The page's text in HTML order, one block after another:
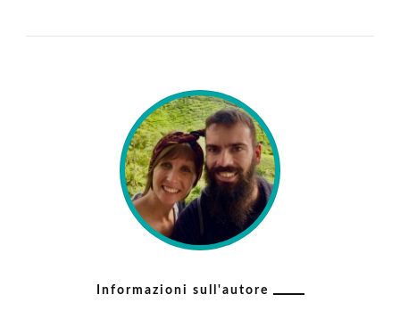
Informazioni sull'autore